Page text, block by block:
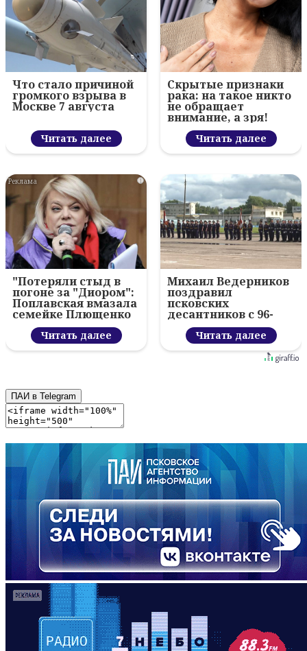
Что стало причиной
громкого взрыва в
Москве 7 августа
Читать далее
Скрытые признаки
рака: на такое никто
не обращает
внимание, а зря!
Читать далее
i
"Потеряли стыд в
погоне за "Диором":
Поплавская вмазала
семейке Плющенко
Читать далее
Михаил Ведерников
поздравил
псковских
десантников с 96-
летием ВДВ и
вручил награды
Читать далее
ПАИ в Telegram